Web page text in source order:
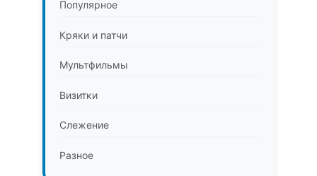
Популярное
Кряки и патчи
Мультфильмы
Визитки
Слежение
Разное